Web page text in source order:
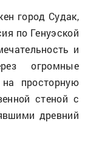
город Судак,
по Генуэской
и
огромные
просторную
стеной с
древний